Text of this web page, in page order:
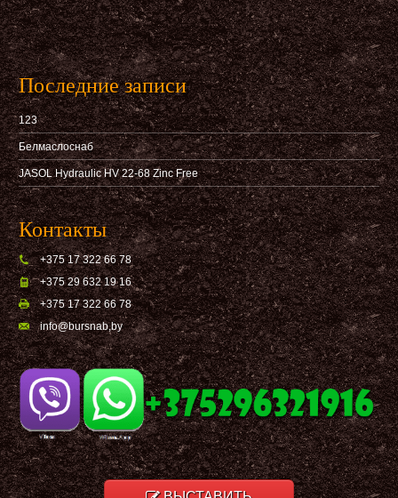
Последние записи
123
Белмаслоснаб
JASOL Hydraulic HV 22-68 Zinc Free
Контакты
+375 17 322 66 78
+375 29 632 19 16
+375 17 322 66 78
info@bursnab,by